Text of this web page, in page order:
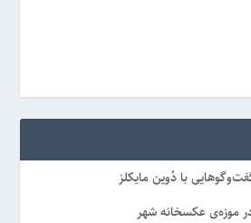
با دُوین مایکلز
موزه‌ی عکسخانه شهر